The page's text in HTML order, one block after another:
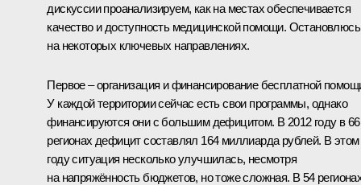
дискуссии проанализируем, как на местах обеспечивается
качество и доступность медицинской помощи. Остановлюсь
на некоторых ключевых направлениях.
Первое – организация и финансирование бесплатной
У каждой территории сейчас есть свои программы, однако
финансируются они с большим дефицитом. В 2012 году в 66
регионах дефицит составлял 164 миллиарда рублей. В этом
году ситуация несколько улучшилась, несмотря
на напряжённость бюджетов, но тоже сложная. В 54